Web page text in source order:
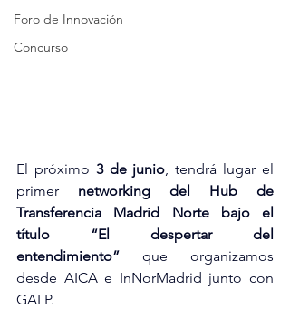
Foro de Innovación
Concurso
El próximo 3 de junio, tendrá lugar el
primer networking del Hub de
Transferencia Madrid Norte bajo el
título
“El despertar del
entendimiento” que organizamos
desde AICA e InNorMadrid junto con
GALP.